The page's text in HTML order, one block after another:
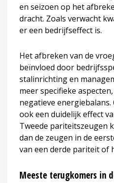
en seizoen op het
dracht. Zoals verwacht
er een bedrijfseffect is.
Het afbreken van de
beïnvloed door
stalinrichting en
meer specifieke
negatieve
ook een duidelijk effect
Tweede pariteitszeugen
dan de zeugen in de
van een derde pariteit of
Meeste terugkomers in